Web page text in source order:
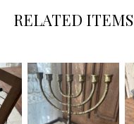
RELATED ITEMS